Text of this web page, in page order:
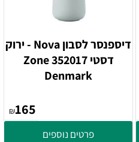
דיספנסר לסבון Nova - ירוק
דסטי 352017 Zone
Denmark
₪165
פרטים נוספים